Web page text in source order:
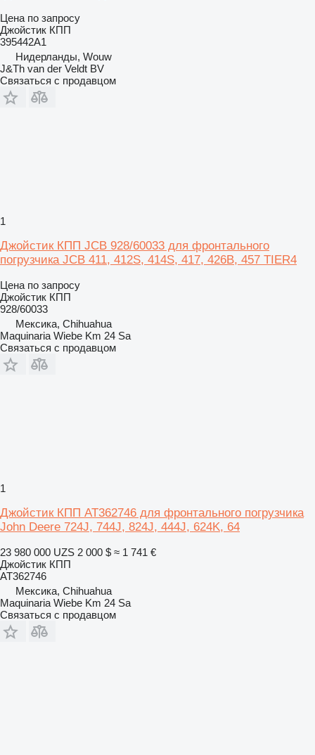
Цена по запросу
Джойстик КПП
395442A1
Нидерланды, Wouw
J&Th van der Veldt BV
Связаться с продавцом
1
Джойстик КПП JCB 928/60033 для фронтального
погрузчика JCB 411, 412S, 414S, 417, 426B, 457 TIER4
Цена по запросу
Джойстик КПП
928/60033
Мексика, Chihuahua
Maquinaria Wiebe Km 24 Sa
Связаться с продавцом
1
Джойстик КПП AT362746 для фронтального погрузчика
John Deere 724J, 744J, 824J, 444J, 624K, 64
23 980 000 UZS 2 000 $ ≈ 1 741 €
Джойстик КПП
AT362746
Мексика, Chihuahua
Maquinaria Wiebe Km 24 Sa
Связаться с продавцом